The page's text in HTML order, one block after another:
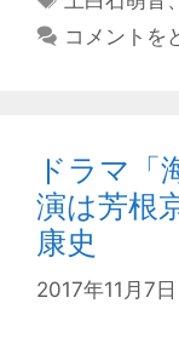
リ
グ
コメントを
ドラマ「
演は芳根
康史
2017年11月7日